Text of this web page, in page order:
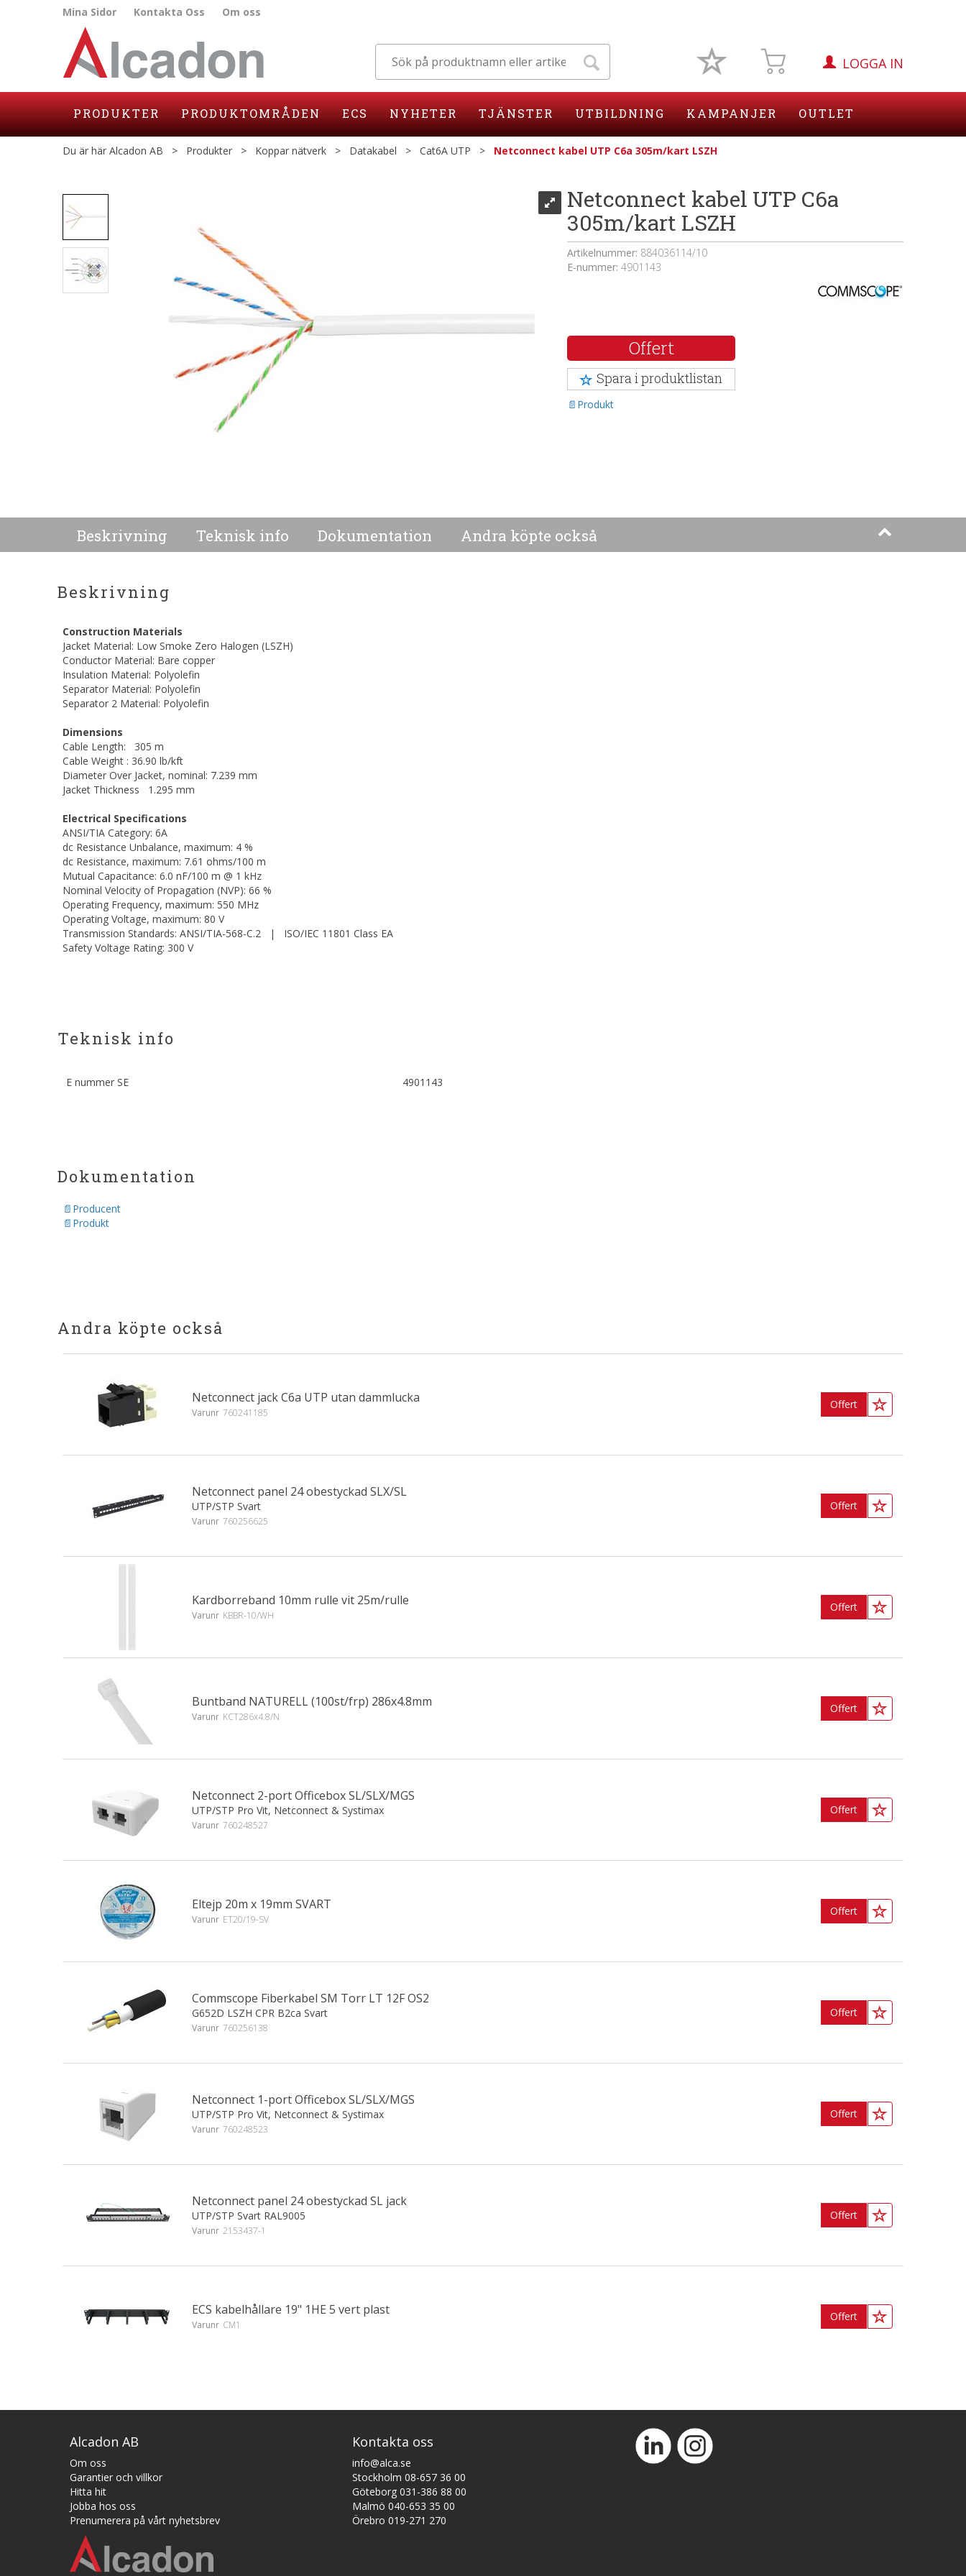
Mina Sidor Kontakta Oss Om oss
LOGGA IN
PRODUKTER PRODUKTOMRÅDEN ECS NYHETER TJÄNSTER UTBILDNING KAMPANJER OUTLET
Du är här Alcadon AB > Produkter > Koppar nätverk > Datakabel > Cat6A UTP > Netconnect kabel UTP C6a 305m/kart LSZH
Netconnect kabel UTP C6a
305m/kart LSZH
Artikelnummer: 884036114/10
E-nummer: 4901143
Offert
Spara i produktlistan
Produkt
Beskrivning Teknisk info Dokumentation Andra köpte också
Beskrivning
Construction Materials
Jacket Material: Low Smoke Zero Halogen (LSZH)
Conductor Material: Bare copper
Insulation Material: Polyolefin
Separator Material: Polyolefin
Separator 2 Material: Polyolefin
Dimensions
Cable Length: 305 m
Cable Weight : 36.90 lb/kft
Diameter Over Jacket, nominal: 7.239 mm
Jacket Thickness 1.295 mm
Electrical Specifications
ANSI/TIA Category: 6A
dc Resistance Unbalance, maximum: 4 %
dc Resistance, maximum: 7.61 ohms/100 m
Mutual Capacitance: 6.0 nF/100 m @ 1 kHz
Nominal Velocity of Propagation (NVP): 66 %
Operating Frequency, maximum: 550 MHz
Operating Voltage, maximum: 80 V
Transmission Standards: ANSI/TIA-568-C.2 | ISO/IEC 11801 Class EA
Safety Voltage Rating: 300 V
Teknisk info
E nummer SE 4901143
Dokumentation
Producent
Produkt
Andra köpte också
Netconnect jack C6a UTP utan dammlucka
Varunr 760241185
Offert
Netconnect panel 24 obestyckad SLX/SL
UTP/STP Svart
Varunr 760256625
Offert
Kardborreband 10mm rulle vit 25m/rulle
Varunr KBBR-10/WH
Offert
Buntband NATURELL (100st/frp) 286x4.8mm
Varunr KCT286x4.8/N
Offert
Netconnect 2-port Officebox SL/SLX/MGS
UTP/STP Pro Vit, Netconnect & Systimax
Varunr 760248527
Offert
Eltejp 20m x 19mm SVART
Varunr ET20/19-SV
Offert
Commscope Fiberkabel SM Torr LT 12F OS2
G652D LSZH CPR B2ca Svart
Varunr 760256138
Offert
Netconnect 1-port Officebox SL/SLX/MGS
UTP/STP Pro Vit, Netconnect & Systimax
Varunr 760248523
Offert
Netconnect panel 24 obestyckad SL jack
UTP/STP Svart RAL9005
Varunr 2153437-1
Offert
ECS kabelhållare 19" 1HE 5 vert plast
Varunr CM1
Offert
Alcadon AB
Om oss
Garantier och villkor
Hitta hit
Jobba hos oss
Prenumerera på vårt nyhetsbrev
Kontakta oss
info@alca.se
Stockholm 08-657 36 00
Göteborg 031-386 88 00
Malmö 040-653 35 00
Örebro 019-271 270